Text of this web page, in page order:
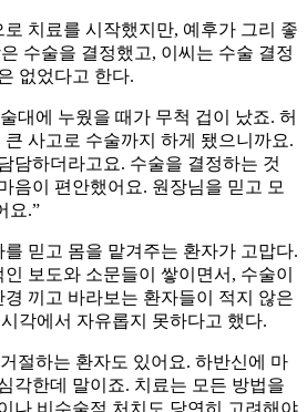
치료를 시작했지만, 예후가 그리 좋
수술을 결정했고, 이씨는 수술 결정
없었다고 한다.
대에 누웠을 때가 무척 겁이 났죠. 허
사고로 수술까지 하게 됐으니까요.
담하더라고요. 수술을 결정하는 것
음이 편안했어요. 원장님을 믿고 모
요.”
믿고 몸을 맡겨주는 환자가 고맙다.
보도와 소문들이 쌓이면서, 수술이
끼고 바라보는 환자들이 적지 않은
각에서 자유롭지 못하다고 했다.
절하는 환자도 있어요. 하반신에 마
각한데 말이죠. 치료는 모든 방법을